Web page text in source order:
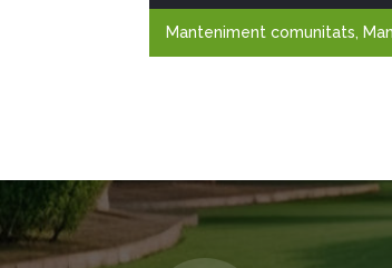
Manteniment comunitats,